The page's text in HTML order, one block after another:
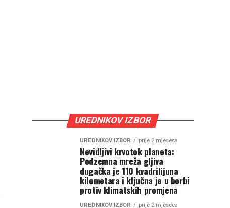
UREDNIKOV IZBOR
UREDNIKOV IZBOR prije 2 mjeseca
Nevidljivi krvotok planeta:
Podzemna mreža gljiva
dugačka je 110 kvadrilijuna
kilometara i ključna je u borbi
protiv klimatskih promjena
UREDNIKOV IZBOR prije 2 mjeseca